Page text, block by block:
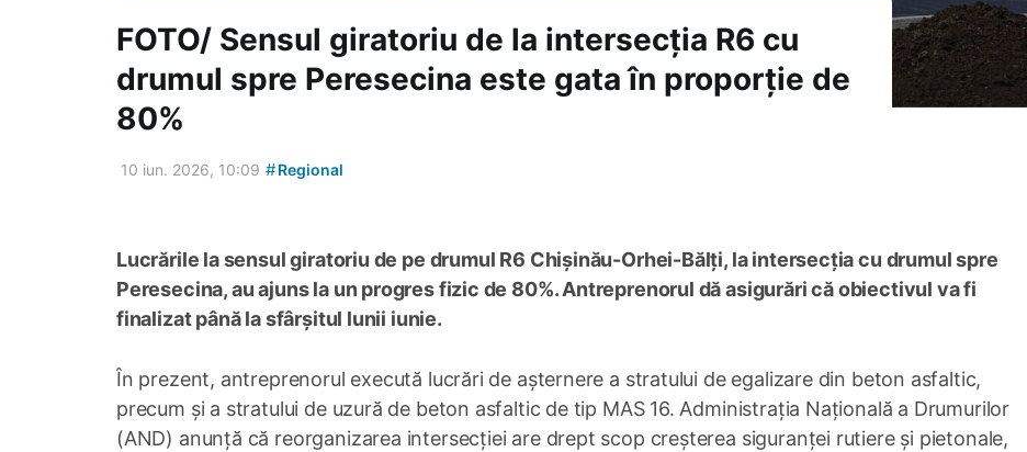
FOTO/ Sensul giratoriu de la intersecția R6 cu
drumul spre Peresecina este gata în proporție de
80%
10 iun. 2026, 10:09 #Regional
Lucrările la sensul giratoriu de pe drumul R6 Chișinău-Orhei-Bălți, la intersecția cu drumul spre
Peresecina, au ajuns la un progres fizic de 80%. Antreprenorul dă asigurări că obiectivul va fi
finalizat până la sfârșitul lunii iunie.
În prezent, antreprenorul execută lucrări de așternere a stratului de egalizare din beton asfaltic,
precum și a stratului de uzură de beton asfaltic de tip MAS 16. Administrația Națională a Drumurilor
(AND) anunță că reorganizarea intersecției are drept scop creșterea siguranței rutiere și pietonale,